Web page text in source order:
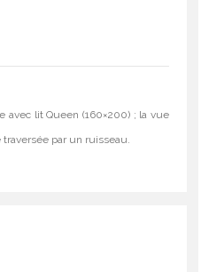
avec lit Queen (160×200) ; la vue
par un ruisseau.